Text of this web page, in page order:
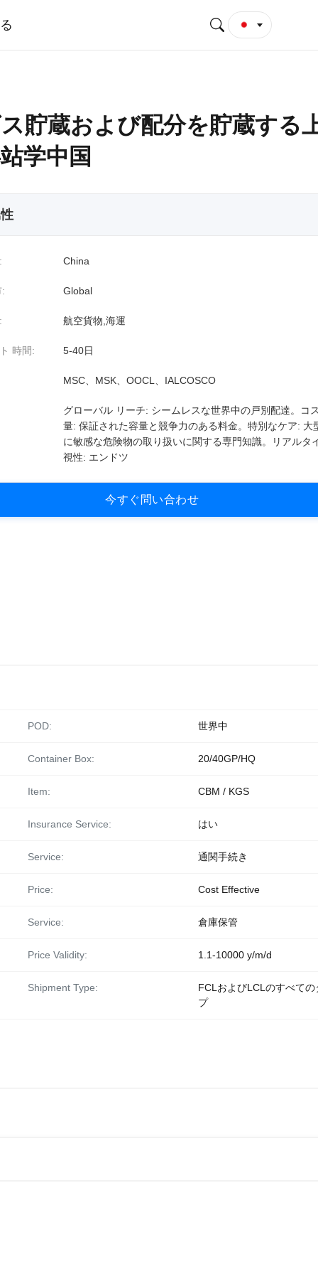
貯蔵および配分を貯蔵する
学中国
China
Global
航空貨物,海運
時間: 5-40日
MSC、MSK、OOCL、IALCOSCO
グローバル リーチ: シームレスな世界中の戸別配達。コ
量: 保証された容量と競争力のある料金。特別なケア: 大
に敏感な危険物の取り扱いに関する専門知識。リアルタ
視性: エンドツ
今す ぐ 問い合わせ
POD: 世界中
Container Box: 20/40GP/HQ
Item: CBM / KGS
Insurance Service: はい
Service: 通関手続き
Price: Cost Effective
Service: 倉庫保管
Price Validity: 1.1-10000 y/m/d
Shipment Type:
FCLおよびLCLのすべての
プ